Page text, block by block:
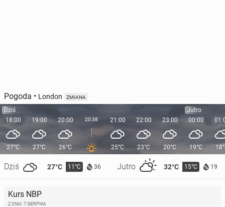
Pogoda • London ZMIANA
Dziś
18:00
27°C
Dziś 27°C 11°C 36 Jutro 32°C 15°C 19
19:00
27°C
20:00
26°C
20:38 21:00
25°C
22:00
23°C
23:00
20°C
Jutro
00:00
19°C
Kurs NBP
Z DNIA: 7 SIERPNIA